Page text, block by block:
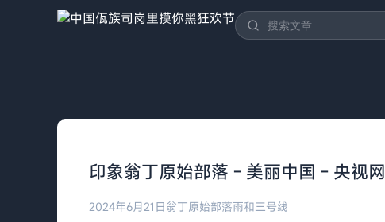
印象翁丁原始部落 - 美丽中国 - 央视网
2024年6月21日翁丁原始部落雨和三号线